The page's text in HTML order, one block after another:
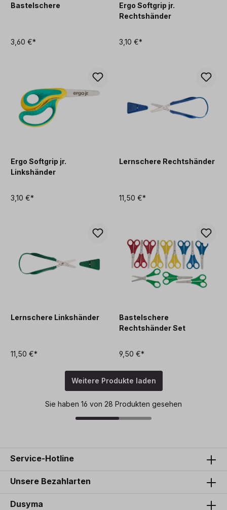
Bastelschere
3,60 €*
Ergo Softgrip jr.
Rechtshänder
3,10 €*
Ergo Softgrip jr.
Linkshänder
3,10 €*
Lernschere Rechtshänder
11,50 €*
Lernschere Linkshänder
11,50 €*
Bastelschere
Rechtshänder Set
9,50 €*
Weitere Produkte laden
Sie haben 16 von 28 Produkten gesehen
Service-Hotline
Unsere Bezahlarten
Dusyma